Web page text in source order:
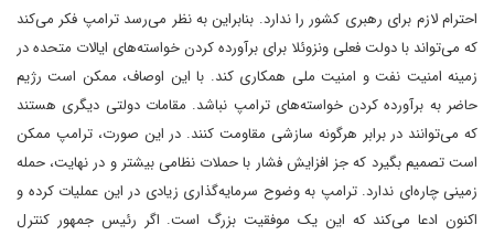
احترام لازم برای رهبری کشور را ندارد. بنابراین به نظر می‌رسد ترامپ فکر می‌کند
که می‌تواند با دولت فعلی ونزوئلا برای برآورده کردن خواسته‌های ایالات متحده در
زمینه امنیت نفت و امنیت ملی همکاری کند. با این اوصاف، ممکن است رژیم
حاضر به برآورده کردن خواسته‌های ترامپ نباشد. مقامات دولتی دیگری هستند
که می‌توانند در برابر هرگونه سازشی مقاومت کنند. در این صورت، ترامپ ممکن
است تصمیم بگیرد که جز افزایش فشار با حملات نظامی بیشتر و در نهایت، حمله
زمینی چاره‌ای ندارد. ترامپ به وضوح سرمایه‌گذاری زیادی در این عملیات کرده و
اکنون ادعا می‌کند که این یک موفقیت بزرگ است. اگر رئیس جمهور کنترل